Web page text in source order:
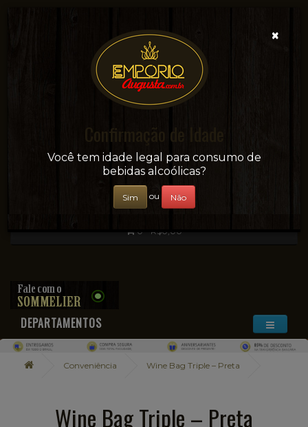
Sua conveniência e adega on-line!
0 - R$0,00
DEPARTAMENTOS
Conveniência Wine Bag Triple – Preta
Wine Bag Triple – Preta
×
Confirmação de Idade
Você tem idade legal para consumo de
bebidas alcoólicas?
Sim ou Não